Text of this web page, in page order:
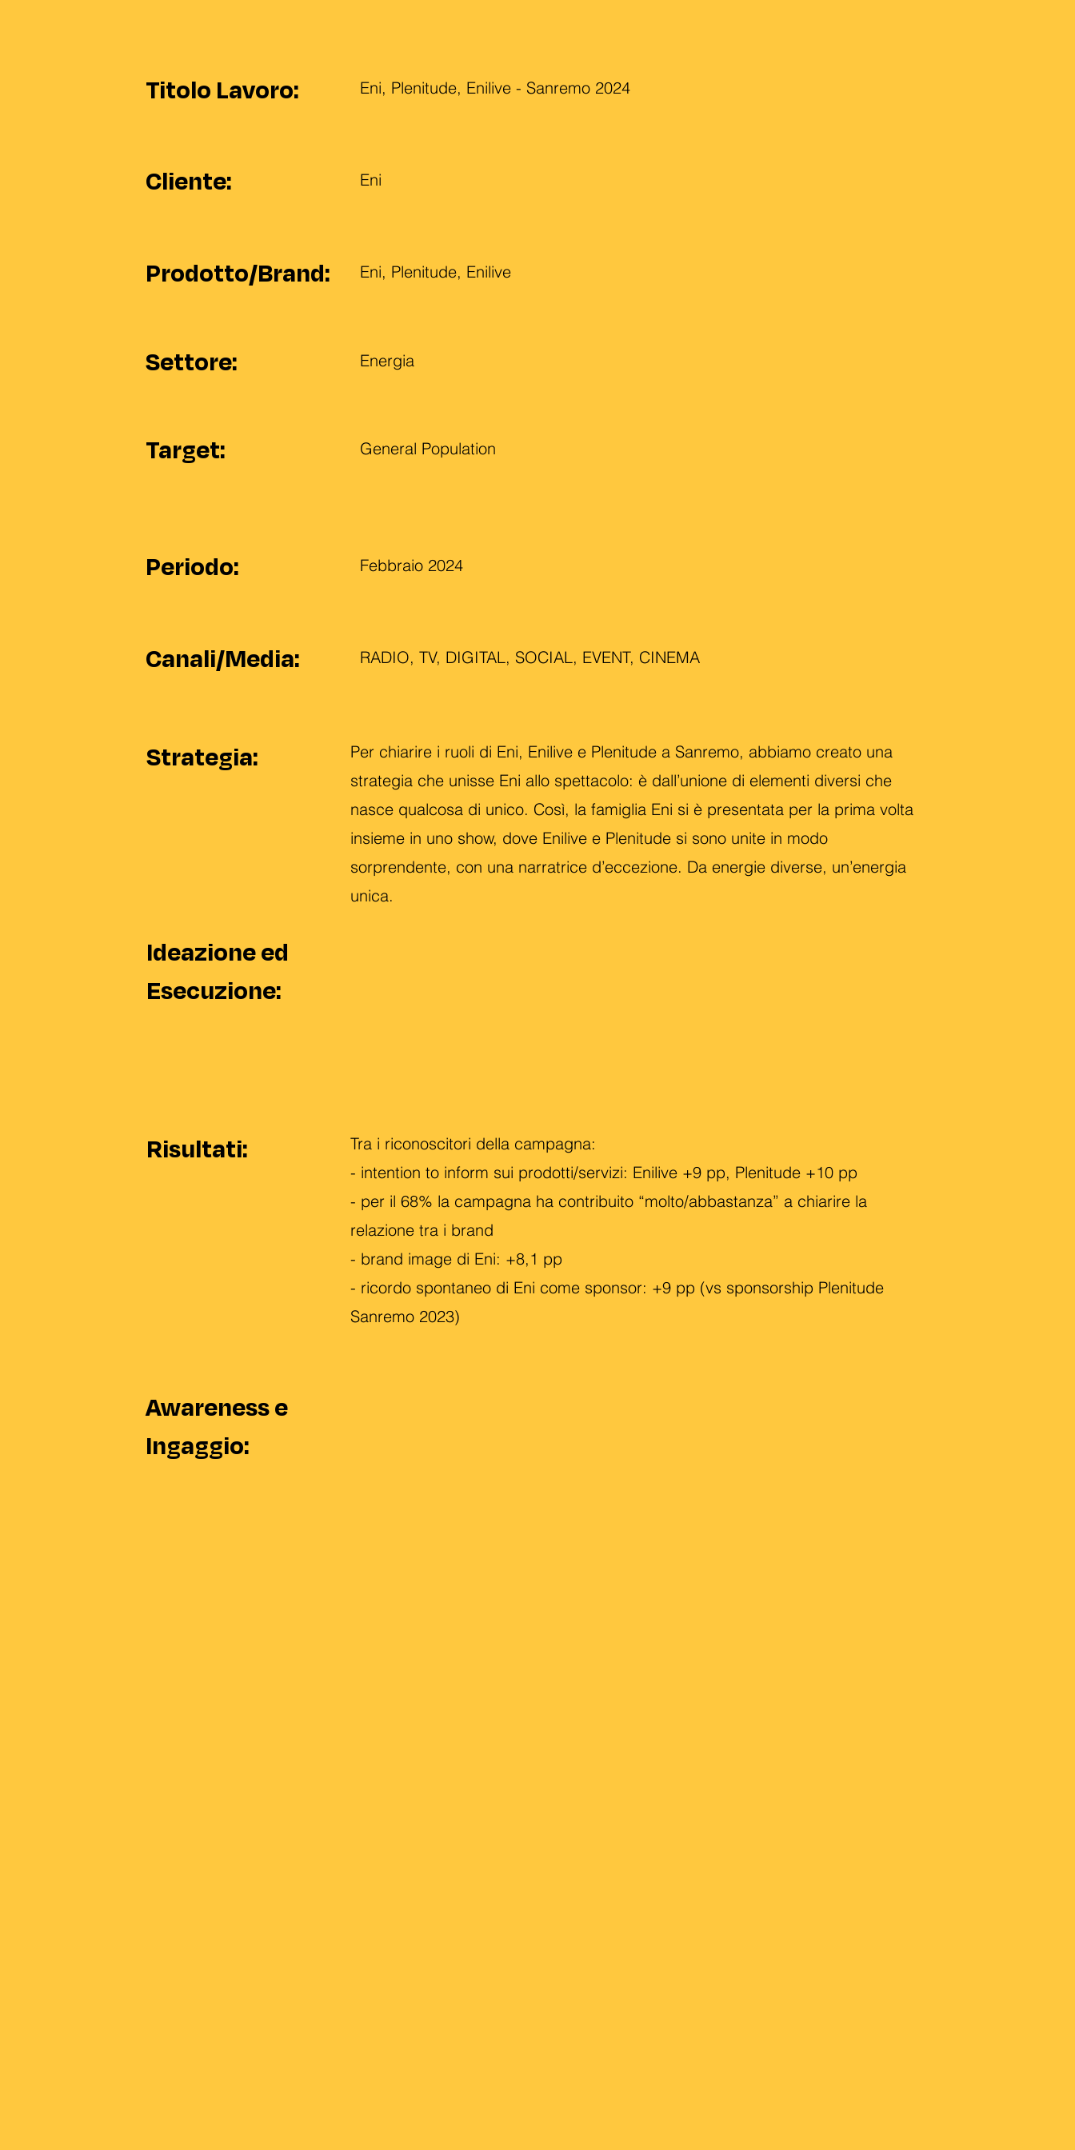
Titolo Lavoro: Eni, Plenitude, Enilive - Sanremo 2024
Cliente: Eni
Prodotto/Brand: Eni, Plenitude, Enilive
Energia
Settore:
General Population
Target:
Periodo: Febbraio 2024
Canali/Media: RADIO, TV, DIGITAL, SOCIAL, EVENT, CINEMA
Strategia:
Per chiarire i ruoli di Eni, Enilive e Plenitude a Sanremo, abbiamo creato una
strategia che unisse Eni allo spettacolo: è dall’unione di elementi diversi che
nasce qualcosa di unico. Così, la famiglia Eni si è presentata per la prima volta
insieme in uno show, dove Enilive e Plenitude si sono unite in modo
sorprendente, con una narratrice d’eccezione. Da energie diverse, un’energia
unica.
Ideazione ed
Esecuzione:
Risultati:
Tra i riconoscitori della campagna:
- intention to inform sui prodotti/servizi: Enilive +9 pp, Plenitude +10 pp
- per il 68% la campagna ha contribuito “molto/abbastanza” a chiarire la
relazione tra i brand
- brand image di Eni: +8,1 pp
- ricordo spontaneo di Eni come sponsor: +9 pp (vs sponsorship Plenitude
Sanremo 2023)
Awareness e
Ingaggio: